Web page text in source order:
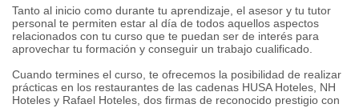
Tanto al inicio como durante tu aprendizaje, el asesor y tu tutor
personal te permiten estar al día de todos aquellos aspectos
relacionados con tu curso que te puedan ser de interés para
aprovechar tu formación y conseguir un trabajo cualificado.
Cuando termines el curso, te ofrecemos la posibilidad de realizar
prácticas en los restaurantes de las cadenas HUSA Hoteles, NH
Hoteles y Rafael Hoteles, dos firmas de reconocido prestigio con